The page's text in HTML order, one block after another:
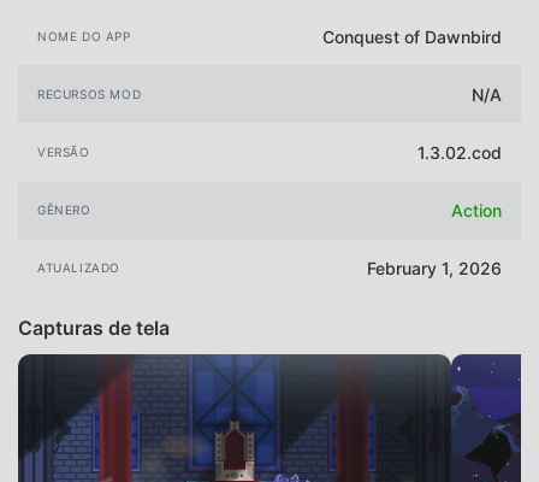
NOME DO APP Conquest of Dawnbird
RECURSOS MOD N/A
VERSÃO 1.3.02.cod
GÊNERO Action
ATUALIZADO February 1, 2026
Capturas de tela